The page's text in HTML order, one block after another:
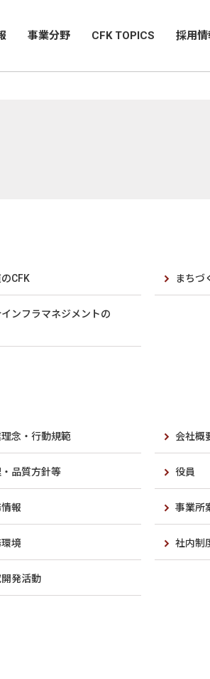
事業分野 CFK TOPICS 採用
CFK まちづ
ンフラマネジメントの
念・行動規範 会社概
品質方針等 役員
報 事業所
境 社内制
発活動